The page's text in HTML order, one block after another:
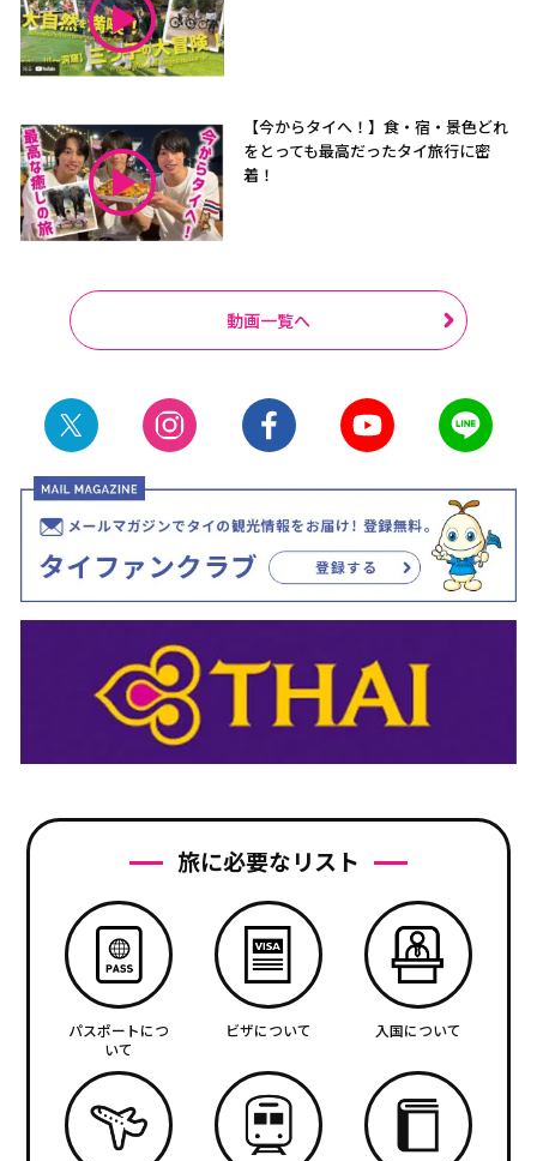
【今からタイへ！】食・宿・景色どれ
をとっても最高だったタイ旅行に密
着！
動画一覧へ
旅に必要なリスト
パスポートにつ
いて
ビザについて 入国について